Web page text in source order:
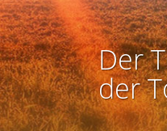
Der
der